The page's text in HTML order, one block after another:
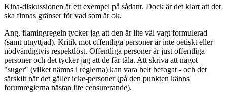
Kina-diskussionen är ett exempel på sådant. Dock är det klart att det
ska finnas gränser för vad som är ok.
Ang. flamingregeln tycker jag att den är lite väl vagt formulerad
(samt utnyttjad). Kritik mot offentliga personer är inte oetiskt eller
nödvändigtvis respektlöst. Offentliga personer är just offentliga
personer och det tycker jag att de får tåla. Att skriva att något
"suger" (vilket nämns i reglerna) kan vara helt befogat - och det
särskilt när det gäller icke-personer (på den punkten känns
forumreglerna nästan lite censurerande).